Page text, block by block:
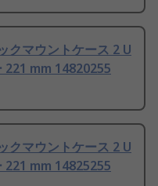
クマウントケース 2 U
mm 14820255
クマウントケース 2 U
mm 14825255